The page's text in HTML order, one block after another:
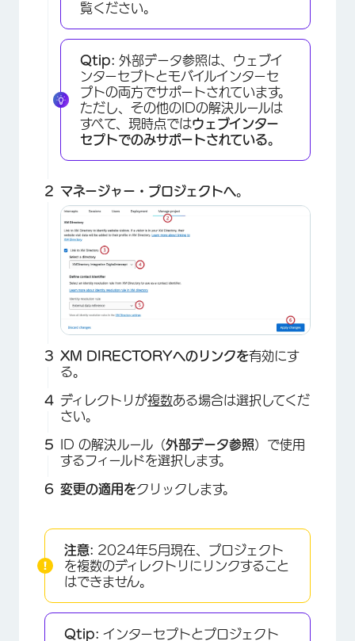
覧ください。
Qtip: 外部データ参照は、ウェブイ
ンターセプトとモバイルインターセ
プトの両方でサポートされています。
ただし、その他のIDの解決ルールは
すべて、現時点ではウェブインター
セプトでのみサポートされている。
マネージャー・プロジェクトへ。
XM DIRECTORYへのリンクを有効にす
る。
ディレクトリが複数ある場合は選択してくだ
さい。
ID の解決ルール（外部データ参照）で使用
するフィールドを選択します。
変更の適用をクリックします。
注意: 2024年5月現在、プロジェクト
を複数のディレクトリにリンクすること
はできません。
Qtip: インターセプトとプロジェクト